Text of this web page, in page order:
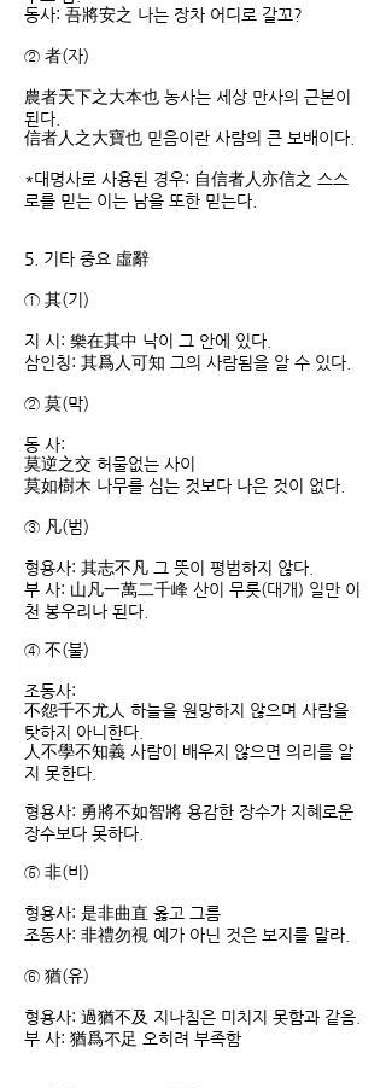
동사: 吾將安之 나는 장차 어디로 갈꼬?
② 者(자)
農者天下之大本也 농사는 세상 만사의 근본이
된다.
信者人之大寶也 믿음이란 사람의 큰 보배이다.
*대명사로 사용된 경우: 自信者人亦信之 스스
로를 믿는 이는 남을 또한 믿는다.
5. 기타 중요 虛辭
① 其(기)
지 시: 樂在其中 낙이 그 안에 있다.
삼인칭: 其爲人可知 그의 사람됨을 알 수 있다.
② 莫(막)
동 사:
莫逆之交 허물없는 사이
莫如樹木 나무를 심는 것보다 나은 것이 없다.
③ 凡(범)
형용사: 其志不凡 그 뜻이 평범하지 않다.
부 사: 山凡一萬二千峰 산이 무릇(대개) 일만 이
천 봉우리나 된다.
④ 不(불)
조동사:
不怨千不尤人 하늘을 원망하지 않으며 사람을
탓하지 아니한다.
人不學不知義 사람이 배우지 않으면 의리를 알
지 못한다.
형용사: 勇將不如智將 용감한 장수가 지혜로운
장수보다 못하다.
⑤ 非(비)
형용사: 是非曲直 옳고 그름
조동사: 非禮勿視 예가 아닌 것은 보지를 말라.
⑥ 猶(유)
형용사: 過猶不及 지나침은 미치지 못함과 같음.
부 사: 猶爲不足 오히려 부족함